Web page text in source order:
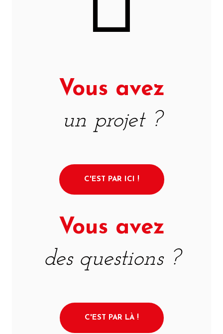
Vous avez
un projet ?
C'EST PAR ICI !
Vous avez
des questions ?
C'EST PAR LÀ !